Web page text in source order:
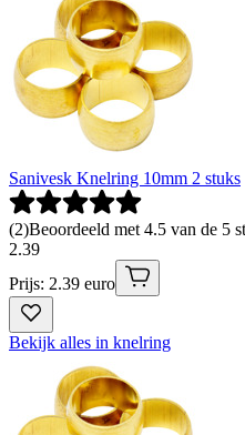
Sanivesk Knelring 10mm 2 stuks
(2)Beoordeeld met 4.5 van de 5
2.39
Prijs: 2.39 euro
Bekijk alles in knelring